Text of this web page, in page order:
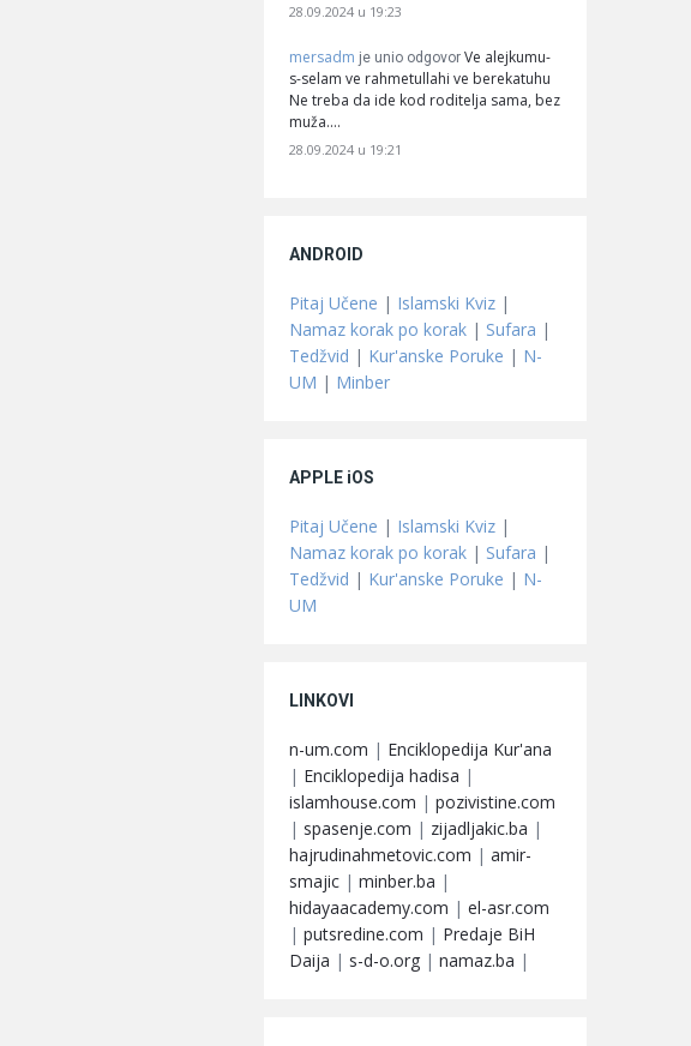
28.09.2024 u 19:23
mersadm je unio odgovor Ve alejkumu-
s-selam ve rahmetullahi ve berekatuhu
Ne treba da ide kod roditelja sama, bez
muža.…
28.09.2024 u 19:21
ANDROID
Pitaj Učene | Islamski Kviz |
Namaz korak po korak | Sufara |
Tedžvid | Kur'anske Poruke | N-
UM | Minber
APPLE iOS
Pitaj Učene | Islamski Kviz |
Namaz korak po korak | Sufara |
Tedžvid | Kur'anske Poruke | N-
UM
LINKOVI
n-um.com | Enciklopedija Kur'ana
| Enciklopedija hadisa |
islamhouse.com | pozivistine.com
| spasenje.com | zijadljakic.ba |
hajrudinahmetovic.com | amir-
smajic | minber.ba |
hidayaacademy.com | el-asr.com
| putsredine.com | Predaje BiH
Daija | s-d-o.org | namaz.ba |